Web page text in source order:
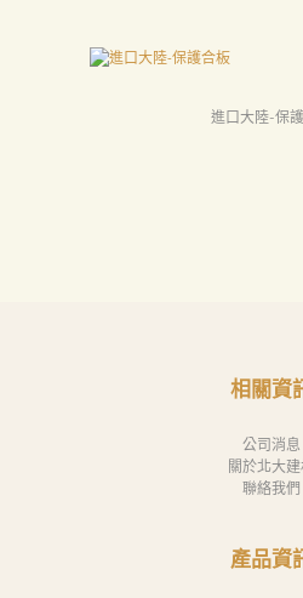
進口大陸-保
相關資
公司消息
關於北大
聯絡我們
產品資